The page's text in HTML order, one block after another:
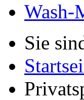
Wash-
Sie